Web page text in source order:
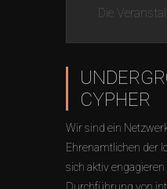
Die
CYPHER
Wir sind ein
Ehrenamtlichen der
sich aktiv